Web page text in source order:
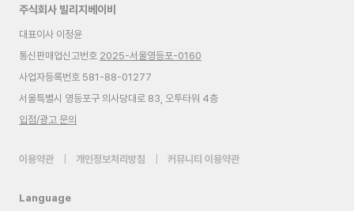
주식회사 빌리지베이비
대표이사 이정윤
통신판매업신고번호 2025-서울영등포-0160
사업자등록번호 581-88-01277
서울특별시 영등포구 의사당대로 83, 오투타워 4층
입점/광고 문의
이용약관 개인정보처리방침 커뮤니티 이용약관
Language